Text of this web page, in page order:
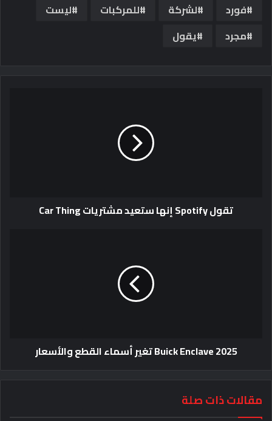
فورد
لشركة للمركبات
ليست
مجرد
يقول
تقول Spotify إنها ستعيد مشتريات Car Thing
2025 Buick Enclave تغير أسماء القطع والأسعار
مقالات ذات صلة